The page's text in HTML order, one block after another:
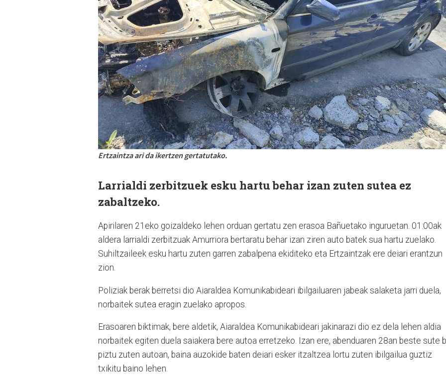
Ertzaintza ari da ikertzen gertatutako.
Larrialdi zerbitzuek esku hartu behar izan zuten sutea ez
zabaltzeko.
Apirilaren 21eko goizaldeko lehen orduan gertatu zen erasoa Bañuetako inguruetan. 01:00ak
aldera larrialdi zerbitzuak Amurriora bertaratu behar izan ziren auto batek sua hartu zuelako.
Suhiltzaileek esku hartu zuten garren zabalpena ekiditeko eta Ertzaintzak ere deiari erantzun
zion.
Poliziak berak berretsi dio Aiaraldea Komunikabideari ibilgailuaren jabeak salaketa jarri duela,
norbaitek sutea eragin zuelako apropos.
Erasoaren biktimak, bere aldetik, Aiaraldea Komunikabideari jakinarazi dio ez dela lehen aldia
norbaitek egiten duela saiakera bere autoa erretzeko. Izan ere, abenduaren 28an beste sute
piztu zuten autoan, baina auzokide baten deiari esker itzaltzea lortu zuten ibilgailua guztiz
txikitu baino lehen.